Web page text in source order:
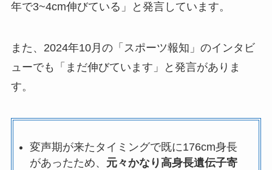
年で3~4cm伸びている」と発言しています。
また、2024年10月の「スポーツ報知」のインタビ
ューでも「まだ伸びています」と発言がありま
す。
変声期が来たタイミングで既に176cm身長
があったため、 元々かなり高身長遺伝子寄